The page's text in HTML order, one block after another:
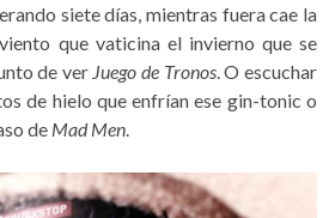
siete días, mientras fuera cae la
que vaticina el invierno que se
de ver Juego de Tronos. O escuchar
de hielo que enfrían ese gin-tonic o
de Mad Men.